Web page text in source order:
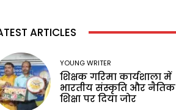
ARTICLES
YOUNG WRITER
शिक्षक गरिमा कार्यशाला में
भारतीय संस्कृति और नैतिक
शिक्षा पर दिया जोर